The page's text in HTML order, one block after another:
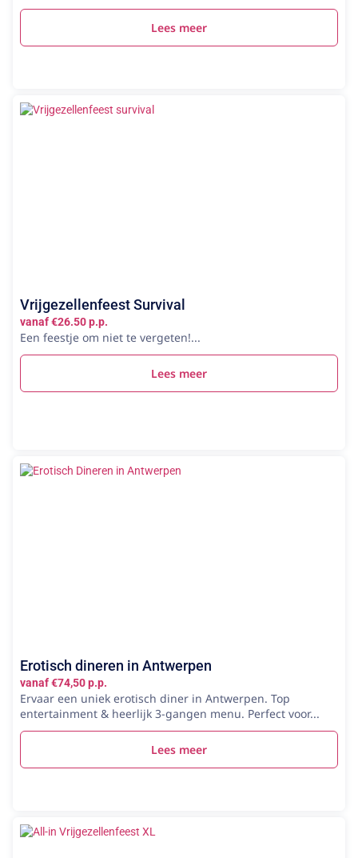
Lees meer
Vrijgezellenfeest Survival
vanaf €26.50 p.p.
Een feestje om niet te vergeten!...
Lees meer
Erotisch dineren in Antwerpen
vanaf €74,50 p.p.
Ervaar een uniek erotisch diner in Antwerpen. Top
entertainment & heerlijk 3-gangen menu. Perfect voor...
Lees meer